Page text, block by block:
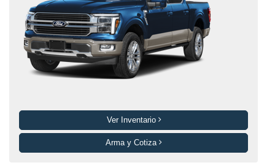
Ver Inventario
Arma y Cotiza